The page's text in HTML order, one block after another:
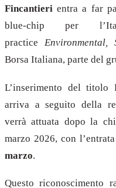
Fincantierientra a far
blue-chip per
practice Environmental,
Borsa Italiana, parte del
L’inserimento del titolo
arriva a seguito della
verrà attuata dopo la
marzo 2026, con
marzo.
Questo riconoscimento